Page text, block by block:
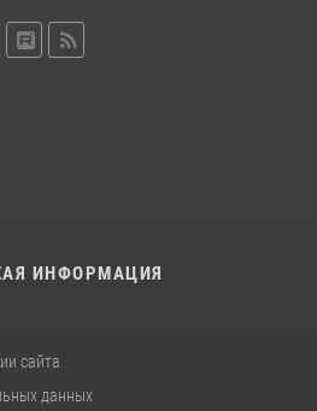
ИНФОРМАЦИЯ
сайта
данных